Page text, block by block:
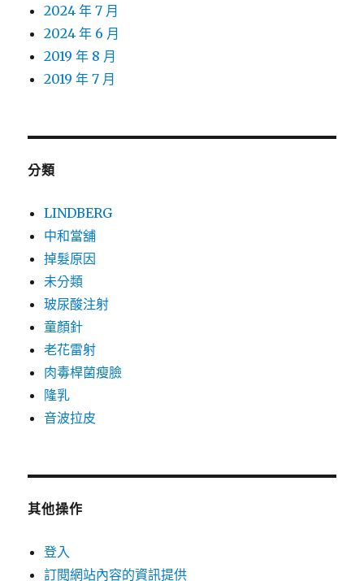
2024 年 7 月
2024 年 6 月
2019 年 8 月
2019 年 7 月
分類
LINDBERG
中和當舖
掉髮原因
未分類
玻尿酸注射
童顏針
老花雷射
肉毒桿菌瘦臉
隆乳
音波拉皮
其他操作
登入
訂閱網站內容的資訊提供